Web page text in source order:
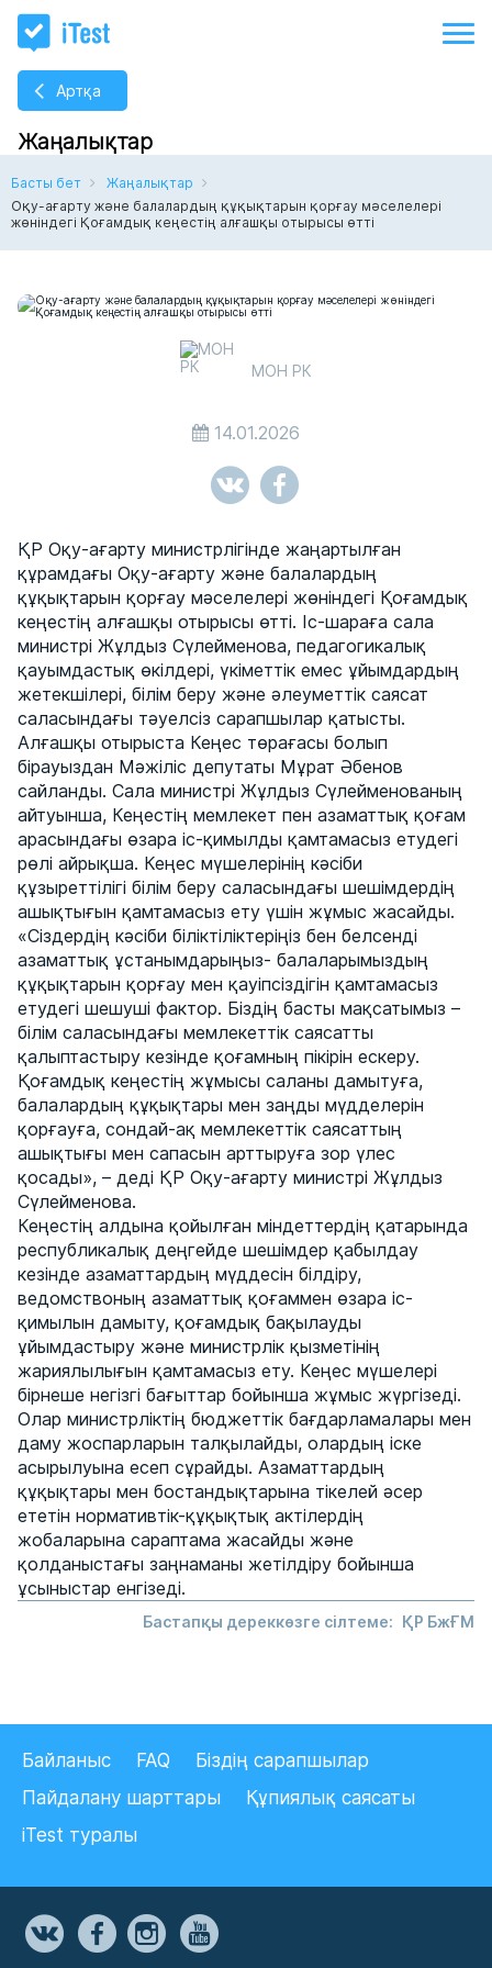
Артқа
Жаңалықтар
Басты бет
Жаңалықтар
Оқу-ағарту және балалардың құқықтарын қорғау мәселелері
жөніндегі Қоғамдық кеңестің алғашқы отырысы өтті
МОН РК
14.01.2026
ҚР Оқу-ағарту министрлігінде жаңартылған
құрамдағы Оқу-ағарту және балалардың
құқықтарын қорғау мәселелері жөніндегі Қоғамдық
кеңестің алғашқы отырысы өтті. Іс-шараға сала
министрі Жұлдыз Сүлейменова, педагогикалық
қауымдастық өкілдері, үкіметтік емес ұйымдардың
жетекшілері, білім беру және әлеуметтік саясат
саласындағы тәуелсіз сарапшылар қатысты.
Алғашқы отырыста Кеңес төрағасы болып
бірауыздан Мәжіліс депутаты Мұрат Әбенов
сайланды. Сала министрі Жұлдыз Сүлейменованың
айтуынша, Кеңестің мемлекет пен азаматтық қоғам
арасындағы өзара іс-қимылды қамтамасыз етудегі
рөлі айрықша. Кеңес мүшелерінің кәсіби
құзыреттілігі білім беру саласындағы шешімдердің
ашықтығын қамтамасыз ету үшін жұмыс жасайды.
«Сіздердің кәсіби біліктіліктеріңіз бен белсенді
азаматтық ұстанымдарыңыз- балаларымыздың
құқықтарын қорғау мен қауіпсіздігін қамтамасыз
етудегі шешуші фактор. Біздің басты мақсатымыз –
білім саласындағы мемлекеттік саясатты
қалыптастыру кезінде қоғамның пікірін ескеру.
Қоғамдық кеңестің жұмысы саланы дамытуға,
балалардың құқықтары мен заңды мүдделерін
қорғауға, сондай-ақ мемлекеттік саясаттың
ашықтығы мен сапасын арттыруға зор үлес
қосады», – деді ҚР Оқу-ағарту министрі Жұлдыз
Сүлейменова.
Кеңестің алдына қойылған міндеттердің қатарында
республикалық деңгейде шешімдер қабылдау
кезінде азаматтардың мүддесін білдіру,
ведомствоның азаматтық қоғаммен өзара іс-
қимылын дамыту, қоғамдық бақылауды
ұйымдастыру және министрлік қызметінің
жариялылығын қамтамасыз ету. Кеңес мүшелері
бірнеше негізгі бағыттар бойынша жұмыс жүргізеді.
Олар министрліктің бюджеттік бағдарламалары мен
даму жоспарларын талқылайды, олардың іске
асырылуына есеп сұрайды. Азаматтардың
құқықтары мен бостандықтарына тікелей әсер
ететін нормативтік-құқықтық актілердің
жобаларына сараптама жасайды және
қолданыстағы заңнаманы жетілдіру бойынша
ұсыныстар енгізеді.
Бастапқы дереккөзге сілтеме: ҚР БжҒМ
Байланыс FAQ
Біздің сарапшылар
Пайдалану шарттары
Құпиялық саясаты
iTest туралы